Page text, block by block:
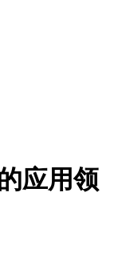
应用领